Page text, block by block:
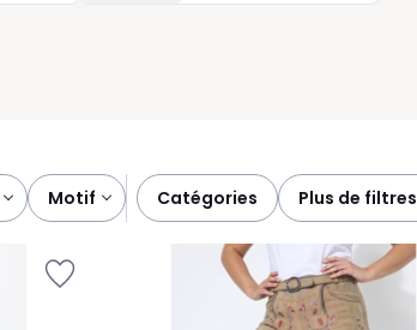
motif catégories plus de filtres